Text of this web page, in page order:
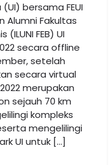
bersama FEUI
Alumni Fakultas
(ILUNI FEB) UI
secara offline
setelah
secara virtual
merupakan
sejauh 70 km
kompleks
mengelilingi
UI untuk […]